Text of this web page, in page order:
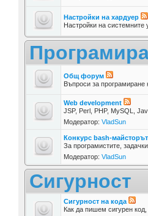
Настройки на хардуер
Настройки на системните
Общ форум
Въпроси за програмиране
Web development
JSP, Perl, PHP, MySQL,
Модератор:VladSun
Конкурс bash-майсторът
За програмистите, задачки
Модератор:VladSun
Сигурност
Сигурност на кода
Как да пишем сигурен